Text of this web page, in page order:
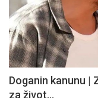
Doganin kanunu |
za život...